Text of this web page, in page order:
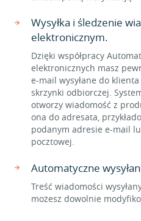
Wysyłka i śledzenie
elektronicznym.
Dzięki współpracy
elektronicznych masz
e-mail wysyłane do
skrzynki odbiorczej.
otworzy wiadomość z
ona do adresata,
podanym adresie e-mail
pocztowej.
Automatyczne
Treść wiadomości
możesz dowolnie